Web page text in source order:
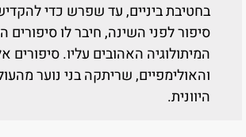
בחטיבת ביניים, עד שפרש כדי
סיפור לפני השינה, חיבר לו סיפורים
המיתולוגיה האהובים עליו.
והאולימפיים, שריתקה בני נוער
היוונית.